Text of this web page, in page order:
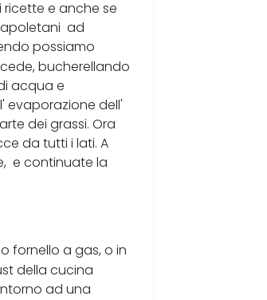
e anche se
ad
possiamo
bucherellando
acqua e
evaporazione dell'
dei grassi. Ora
da tutti i lati. A
e continuate la
fornello a gas, o in
della cucina
ad una